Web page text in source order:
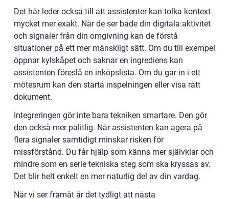
Det här leder också till att assistenter kan tolka kontext
mycket mer exakt. När de ser både din digitala aktivitet
och signaler från din omgivning kan de förstå
situationer på ett mer mänskligt sätt. Om du till exempel
öppnar kylskåpet och saknar en ingrediens kan
assistenten föreslå en inköpslista. Om du går in i ett
mötesrum kan den starta inspelningen eller visa rätt
dokument.
Integreringen gör inte bara tekniken smartare. Den gör
den också mer pålitlig. När assistenten kan agera på
flera signaler samtidigt minskar risken för
missförstånd. Du får hjälp som känns mer självklar och
mindre som en serie tekniska steg som ska kryssas av.
Det blir helt enkelt en mer naturlig del av din vardag.
När vi ser framåt är det tydligt att nästa